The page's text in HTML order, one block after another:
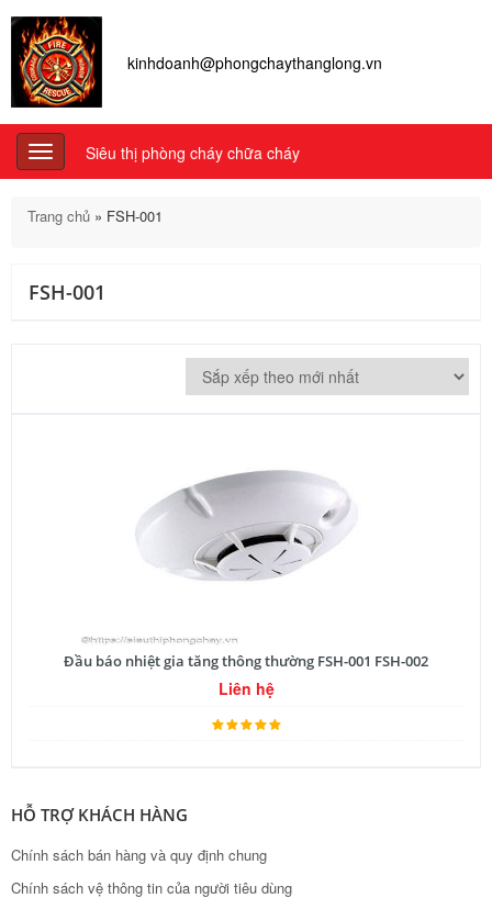
kinhdoanh@phongchaythanglong.vn
Toggle
navigation
Siêu thị phòng cháy chữa cháy
Trang chủ » FSH-001
FSH-001
Đầu báo nhiệt gia tăng thông thường FSH-001 FSH-002
Liên hệ
HỖ TRỢ KHÁCH HÀNG
Chính sách bán hàng và quy định chung
Chính sách vệ thông tin của người tiêu dùng